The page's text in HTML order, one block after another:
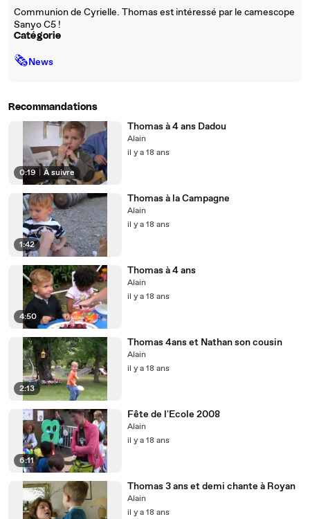
Communion de Cyrielle. Thomas est intéressé par le camescope
Sanyo C5 !
Catégorie
🗞News
Recommandations
0:19 À suivre
Thomas à 4 ans Dadou
Alain
il y a 18 ans
1:42
Thomas à la Campagne
Alain
il y a 18 ans
4:50
Thomas à 4 ans
Alain
il y a 18 ans
2:13
Thomas 4ans et Nathan son cousin
Alain
il y a 18 ans
6:11
Fête de l'Ecole 2008
Alain
il y a 18 ans
Thomas 3 ans et demi chante à Royan
Alain
il y a 18 ans